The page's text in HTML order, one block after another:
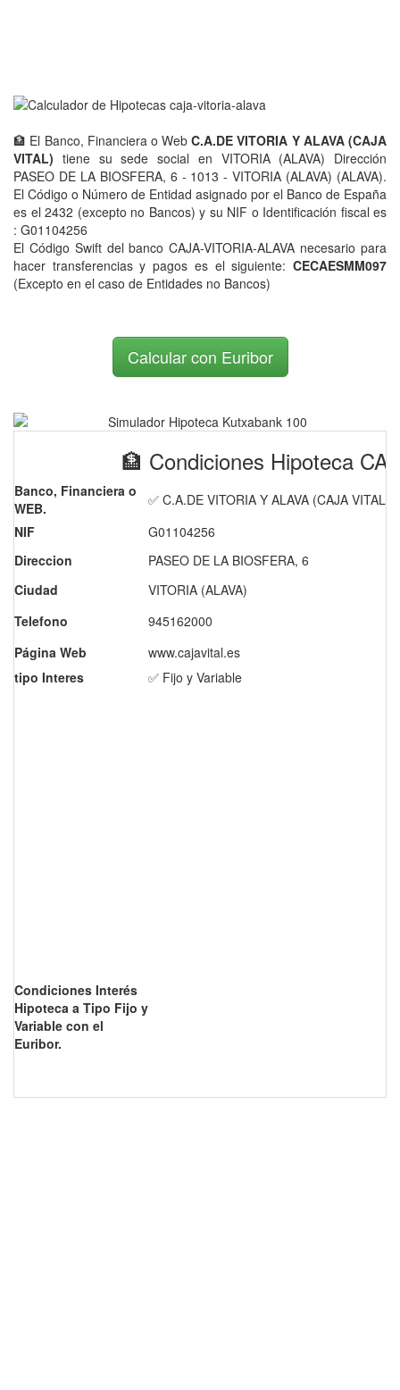
🏦 El Banco, Financiera o WebC.A.DE VITORIA Y ALAVA (CAJA
VITAL) tiene su sede social en VITORIA (ALAVA) Dirección
PASEO DE LA BIOSFERA, 6 - 1013 - VITORIA (ALAVA) (ALAVA).
El Código o Número de Entidad asignado por el Banco de España
es el 2432 (excepto no Bancos) y su NIF o Identificación fiscal es
: G01104256
El Código Swift del banco CAJA-VITORIA-ALAVA necesario para
hacer transferencias y pagos es el siguiente: CECAESMM097
(Excepto en el caso de Entidades no Bancos)
Calcular con Euribor
🏦 Condiciones Hipoteca
Banco, Financiera o
WEB.
✅ C.A.DE VITORIA Y ALAVA (CAJA VITAL)
NIF
G01104256
Direccion
PASEO DE LA BIOSFERA, 6
Ciudad
VITORIA (ALAVA)
Telefono
945162000
Página Web
www.cajavital.es
tipo Interes
✅ Fijo y Variable
Condiciones Interés
Hipoteca a Tipo Fijo y
Variable con el
Euribor.